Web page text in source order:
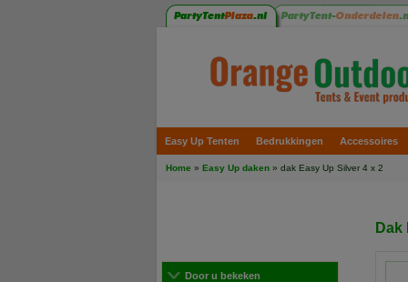
Easy Up Tenten Bedrukkingen Accessoires
Home » Easy Up daken » dak Easy Up Silver 4 x 2
Door u bekeken
Dak